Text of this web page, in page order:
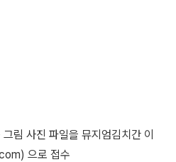
림 사진 파일을 뮤지엄김치간 이
으로 접수